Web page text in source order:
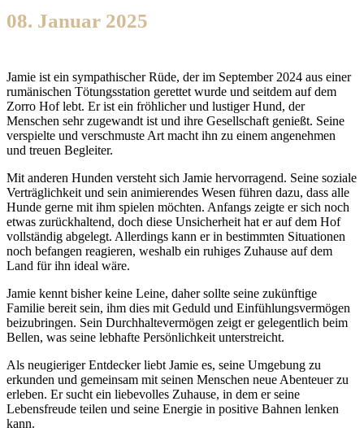
08. Januar 2025
Jamie ist ein sympathischer Rüde, der im September 2024 aus einer
rumänischen Tötungsstation gerettet wurde und seitdem auf dem
Zorro Hof lebt. Er ist ein fröhlicher und lustiger Hund, der
Menschen sehr zugewandt ist und ihre Gesellschaft genießt. Seine
verspielte und verschmuste Art macht ihn zu einem angenehmen
und treuen Begleiter.
Mit anderen Hunden versteht sich Jamie hervorragend. Seine soziale
Verträglichkeit und sein animierendes Wesen führen dazu, dass alle
Hunde gerne mit ihm spielen möchten. Anfangs zeigte er sich noch
etwas zurückhaltend, doch diese Unsicherheit hat er auf dem Hof
vollständig abgelegt. Allerdings kann er in bestimmten Situationen
noch befangen reagieren, weshalb ein ruhiges Zuhause auf dem
Land für ihn ideal wäre.
Jamie kennt bisher keine Leine, daher sollte seine zukünftige
Familie bereit sein, ihm dies mit Geduld und Einfühlungsvermögen
beizubringen. Sein Durchhaltevermögen zeigt er gelegentlich beim
Bellen, was seine lebhafte Persönlichkeit unterstreicht.
Als neugieriger Entdecker liebt Jamie es, seine Umgebung zu
erkunden und gemeinsam mit seinen Menschen neue Abenteuer zu
erleben. Er sucht ein liebevolles Zuhause, in dem er seine
Lebensfreude teilen und seine Energie in positive Bahnen lenken
kann.